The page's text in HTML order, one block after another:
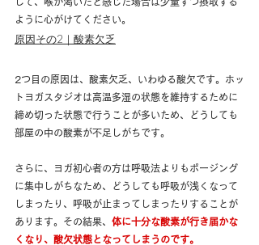
ように心がけてください。
原因その2｜酸素欠乏
2つ目の原因は、酸素欠乏、いわゆる酸欠です。ホッ
トヨガスタジオは高温多湿の状態を維持するために
締め切った状態で行うことが多いため、どうしても
部屋の中の酸素が不足しがちです。
さらに、ヨガ初心者の方は呼吸法よりもポージング
に集中しがちなため、どうしても呼吸が浅くなって
しまったり、呼吸が止まってしまったりすることが
あります。その結果、 体に十分な酸素が行き届かな
くなり、酸欠状態となってしまうのです。